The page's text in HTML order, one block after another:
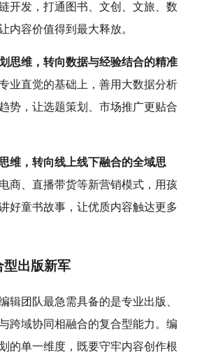
开发，打通图书、文创、文旅、数
内容价值得到最大释放。
思维，转向数据与经验结合的精准
业直觉的基础上，善用大数据分析
势，让选题策划、市场推广更贴合
维，转向线上线下融合的全域思
商、直播带货等新营销模式，用孩
好童书故事，让优质内容触达更多
型出版新军
辑团队最急需具备的是专业出版、
跨域协同相融合的复合型能力。编
的单一维度，既要守牢内容创作根